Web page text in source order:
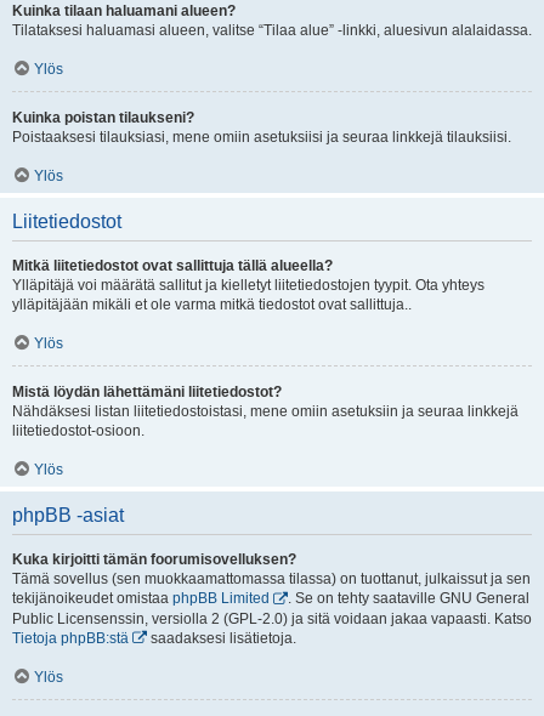
Kuinka tilaan haluamani alueen?
Tilataksesi haluamasi alueen, valitse “Tilaa alue” -linkki, aluesivun alalaidassa.
Ylös
Kuinka poistan tilaukseni?
Poistaaksesi tilauksiasi, mene omiin asetuksiisi ja seuraa linkkejä tilauksiisi.
Ylös
Liitetiedostot
Mitkä liitetiedostot ovat sallittuja tällä alueella?
Ylläpitäjä voi määrätä sallitut ja kielletyt liitetiedostojen tyypit. Ota yhteys
ylläpitäjään mikäli et ole varma mitkä tiedostot ovat sallittuja..
Ylös
Mistä löydän lähettämäni liitetiedostot?
Nähdäksesi listan liitetiedostoistasi, mene omiin asetuksiin ja seuraa linkkejä
liitetiedostot-osioon.
Ylös
phpBB -asiat
Kuka kirjoitti tämän foorumisovelluksen?
Tämä sovellus (sen muokkaamattomassa tilassa) on tuottanut, julkaissut ja sen
tekijänoikeudet omistaa phpBB Limited
. Se on tehty saataville GNU General
Public Licensenssin, versiolla 2 (GPL-2.0) ja sitä voidaan jakaa vapaasti. Katso
Tietoja phpBB:stä
saadaksesi lisätietoja.
Ylös